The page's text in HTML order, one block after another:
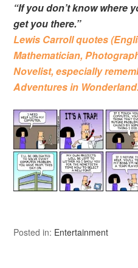
“If you don’t know where
get you there.”
Lewis Carroll quotes
Mathematician,
Novelist, especially
Adventures in
Posted in: Entertainment